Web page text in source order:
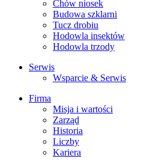
Chów niosek
Budowa szklarni
Tucz drobiu
Hodowla insektów
Hodowla trzody
Serwis
Wsparcie & Serwis
Firma
Misja i wartości
Zarząd
Historia
Liczby
Kariera